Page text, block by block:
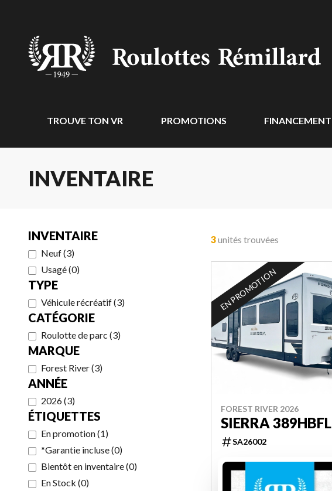
TROUVE TON VR PROMOTIONS FINANCEMENT
INVENTAIRE
INVENTAIRE
Neuf(3)
Usagé(0)
TYPE
Véhicule récréatif(3)
CATÉGORIE
Roulotte de parc (3)
MARQUE
Forest River(3)
ANNÉE
2026(3)
ÉTIQUETTES
En promotion(1)
*Garantie incluse(0)
Bientôt en inventaire(0)
En Stock (0)
3unités trouvées
EN PROMOTION
FOREST RIVER 2026
SIERRA 389HBFL
SA26002
39.11 ft